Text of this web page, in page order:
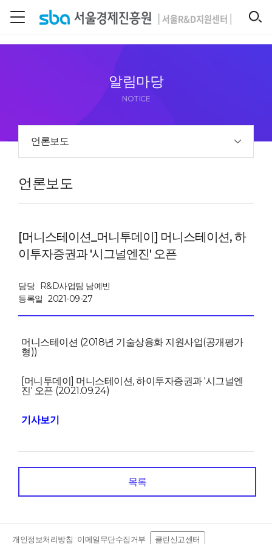
알림마당
NOTICE
언론보도
언론보도
[머니스테이션_머니투데이] 머니스테이션, 하
이투자증권과 '시그널엔진' 오픈
담당
R&D사업팀 남예빈
등록일 2021-09-27
머니스테이션 (2018년 기술상용화 지원사업(공개평가
형))
[머니투데이] 머니스테이션, 하이투자증권과 '시그널엔
진' 오픈 (2021.09.24)
기사보기
목록
개인정보처리방침 이메일무단수집거부 클린신고센터